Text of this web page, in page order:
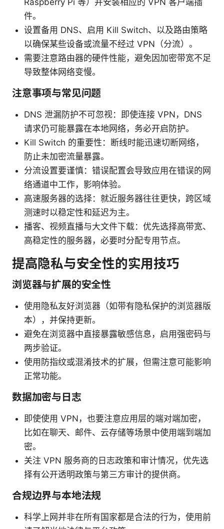
件。
设置备用 DNS、启用 Kill Switch、以及路由策略
以确保某些设备或流量不经过 VPN（分流）。
需要注意路由器的硬件性能，避免因加密带宽不足
导致整体网络变慢。
注意事项与常见问题
DNS 泄漏防护不可忽视：即使连接 VPN，DNS
请求仍可能暴露在本地网络，务必开启防护。
Kill Switch 的重要性：断线时能迅速切断网络，
防止未加密流量暴露。
分流设置要谨慎：错误配置会导致应用在错误的网
络通道中工作，影响体验。
高速服务器的选择：就近服务器往往更快，跨区域
测速时以稳定性和延迟为主。
播客、视频直播与大文件下载：优先选择高带宽、
高稳定性的服务器，必要时分配专用节点。
提高隐私与安全性的实用技巧
浏览器与扩展的安全性
使用隐私友好浏览器（如带有隐私保护的浏览器版
本），并保持更新。
避免在浏览器中直接暴露敏感信息，启用强密码与
两步验证。
使用防指纹或混淆技术的扩展，但需注意可能影响
正常功能。
数据加密与日志
即使使用 VPN，也要注意应用层的端对端加密，
比如在聊天、邮件、云存储等场景中使用端到端加
密。
关注 VPN 服务商的日志政策和审计情况，优先选
择有公开透明政策与第三方审计的提供商。
合规边界与本地法规
科学上网并非在所有国家都是合法的行为，使用前